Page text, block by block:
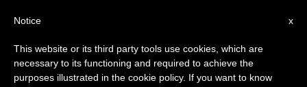
x
Notice
This website or its third party tools use cookies, which are
necessary to its functioning and required to achieve the
purposes illustrated in the cookie policy. If you want to know